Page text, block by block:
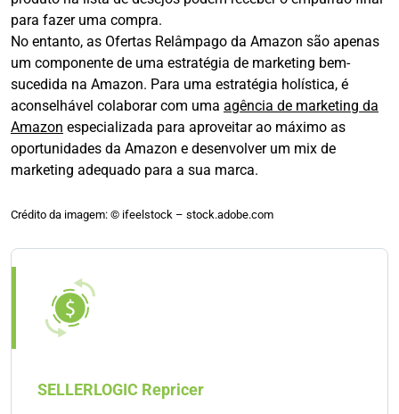
para fazer uma compra.
No entanto, as Ofertas Relâmpago da Amazon são apenas
um componente de uma estratégia de marketing bem-
sucedida na Amazon. Para uma estratégia holística, é
aconselhável colaborar com uma agência de marketing da
Amazon especializada para aproveitar ao máximo as
oportunidades da Amazon e desenvolver um mix de
marketing adequado para a sua marca.
Crédito da imagem: ©️ ifeelstock – stock.adobe.com
SELLERLOGIC Repricer